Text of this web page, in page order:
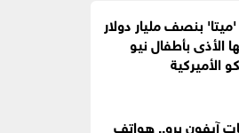
بنصف مليار دولار
الأذى بأطفال نيو
الأميركية
آيفون برو.. هواتف